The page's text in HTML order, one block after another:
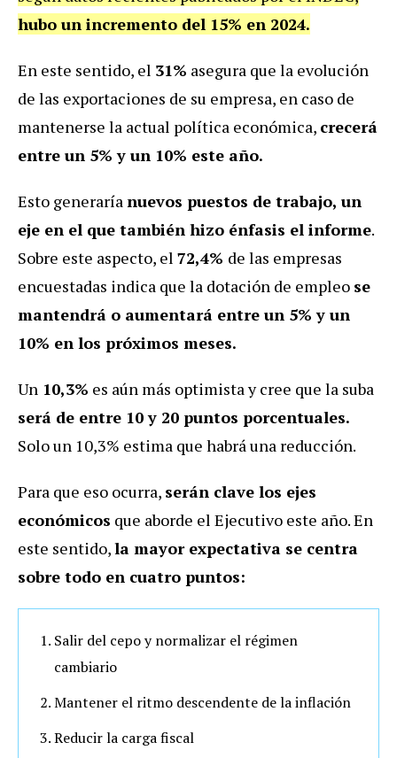
hubo un incremento del 15% en 2024.
En este sentido, el 31% asegura que la evolución
de las exportaciones de su empresa, en caso de
mantenerse la actual política económica, crecerá
entre un 5% y un 10% este año.
Esto generaríanuevos puestos de trabajo, un
eje en el que también hizo énfasis el informe.
Sobre este aspecto, el 72,4% de las empresas
encuestadas indica que la dotación de empleo se
mantendrá o aumentará entre un 5% y un
10% en los próximos meses.
Un 10,3% es aún más optimista y cree que la suba
será de entre 10 y 20 puntos porcentuales.
Solo un 10,3% estima que habrá una reducción.
Para que eso ocurra, serán clave los ejes
económicos que aborde el Ejecutivo este año. En
este sentido,la mayor expectativa se centra
sobre todo en cuatro puntos:
Salir del cepo y normalizar el régimen
cambiario
Mantener el ritmo descendente de la inflación
Reducir la carga fiscal